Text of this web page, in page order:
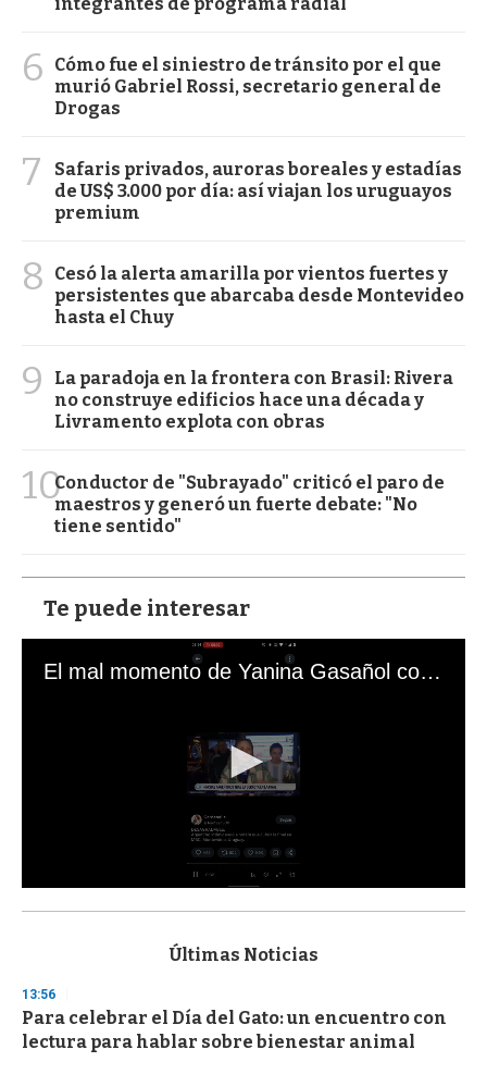
6
Cómo fue el siniestro de tránsito por el que
murió Gabriel Rossi, secretario general de
Drogas
7
Safaris privados, auroras boreales y estadías
de US$ 3.000 por día: así viajan los uruguayos
premium
8
Cesó la alerta amarilla por vientos fuertes y
persistentes que abarcaba desde Montevideo
hasta el Chuy
9
La paradoja en la frontera con Brasil: Rivera
no construye edificios hace una década y
Livramento explota con obras
10Conductor de "Subrayado" criticó el paro de
maestros y generó un fuerte debate: "No
tiene sentido"
Te puede interesar
El mal momento de Yanina Gasañol con un hincha argentino en "Subrayado"
s
d
s
o
f
Últimas Noticias
13:56
Para celebrar el Día del Gato: un encuentro con
lectura para hablar sobre bienestar animal